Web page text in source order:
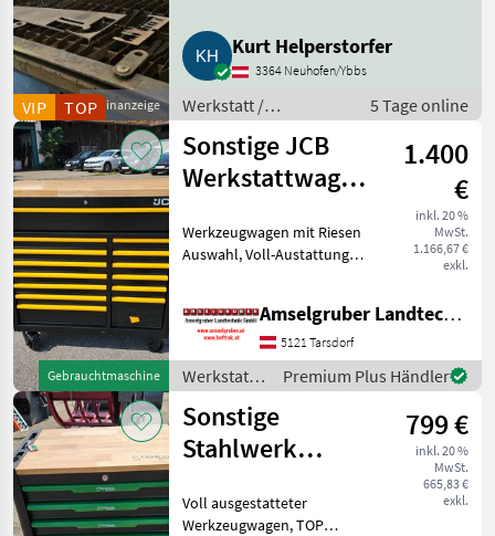
Kleinanzeige
VIP TOP
Kopierfräse, Regale,
Hochregale, Schmiede.
Werkstatt Metallbearbeitung
Kurt Helperstorfer
3364 Neuhofen/Ybbs
Werkstatt /
Metallbearbeitung
5 Tage online
Gebrauchtmaschine
Sonstige JCB
Werkstattwagen
Vollausgestat
1.400
€
inkl. 20 %
MwSt.
1.166,67 €
exkl.
Werkzeugwagen mit Riesen
Auswahl, Voll-Austattung,
Gelegenheit so lange der
Vorrat reicht! Werkstatt
Werkzeug
Amselgruber Landtechnik GmbH
5121 Tarsdorf
Werkstatt /
Sonstige
Premium Plus Händler
Sonstige
Stahlwerk
Vollausgestattet
799 €
inkl. 20 %
MwSt.
665,83 €
exkl.
Voll ausgestatteter
Werkzeugwagen, TOP